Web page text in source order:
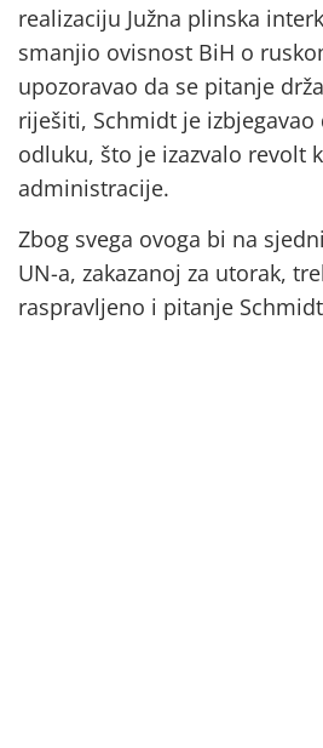
realizaciju Južna plinska
smanjio ovisnost BiH o
upozoravao da se pitanje
riješiti, Schmidt je
odluku, što je izazvalo revolt
administracije.
Zbog svega ovoga bi na
UN-a, zakazanoj za utorak,
raspravljeno i pitanje